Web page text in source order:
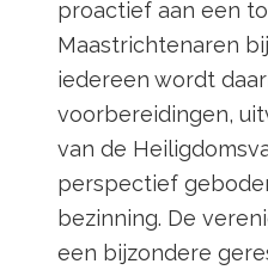
proactief aan een
Maastrichtenaren
iedereen wordt
voorbereidingen,
van de
perspectief
bezinning. De
een bijzondere